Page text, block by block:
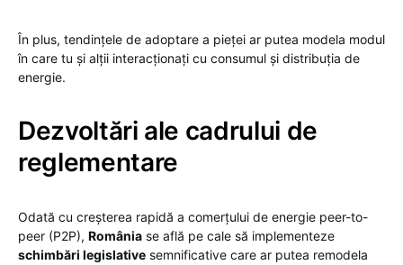
În plus, tendințele de adoptare a pieței ar putea modela modul
în care tu și alții interacționați cu consumul și distribuția de
energie.
Dezvoltări ale cadrului de
reglementare
Odată cu creșterea rapidă a comerțului de energie peer-to-
peer (P2P), România se află pe cale să implementeze
schimbări legislative semnificative care ar putea remodela